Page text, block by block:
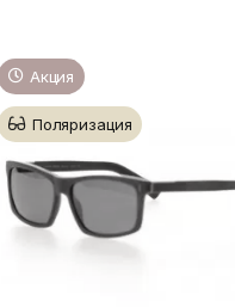
Акция
Поляризация